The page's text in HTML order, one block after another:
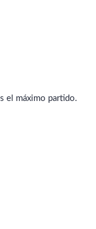
el máximo partido.